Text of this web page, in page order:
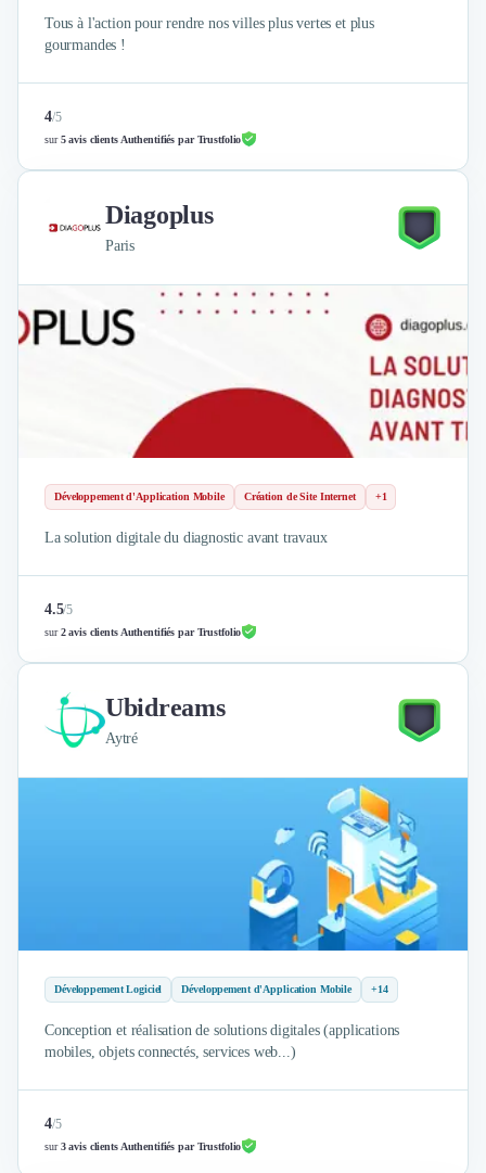
Tous à l'action pour rendre nos villes plus vertes et plus
gourmandes !
4/5
sur5 avis clients Authentifiés par Trustfolio
Diagoplus
Paris
Développement d'Application Mobile Création de Site Internet +1
La solution digitale du diagnostic avant travaux
4.5/5
sur2 avis clients Authentifiés par Trustfolio
Ubidreams
Aytré
Développement Logiciel Développement d'Application Mobile +14
Conception et réalisation de solutions digitales (applications
mobiles, objets connectés, services web...)
4/5
sur3 avis clients Authentifiés par Trustfolio